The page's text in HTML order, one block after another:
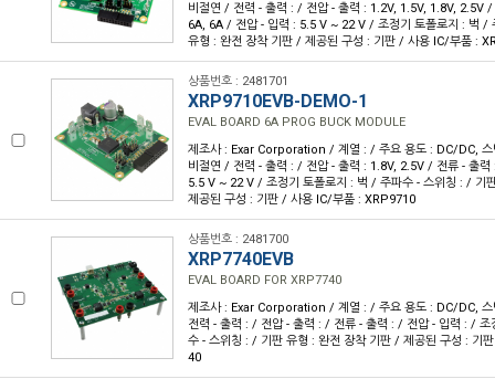
비절연 / 전력 - 출력 : / 전압 - 출력 : 1.2V, 1.5V, 1.8V, 2.5V
6A, 6A / 전압 - 입력 : 5.5 V ~ 22 V / 조정기 토폴로지 : 벅 /
유형 : 완전 장착 기판 / 제공된 구성 : 기판 / 사용 IC/부품 :
상품번호 : 2481701
XRP9710EVB-DEMO-1
EVAL BOARD 6A PROG BUCK MODULE
제조사 : Exar Corporation / 계열 : / 주요 용도 : DC/DC, 스
비절연 / 전력 - 출력 : / 전압 - 출력 : 1.8V, 2.5V / 전류 - 출
5.5 V ~ 22 V / 조정기 토폴로지 : 벅 / 주파수 - 스위칭 : / 기
제공된 구성 : 기판 / 사용 IC/부품 : XRP9710
상품번호 : 2481700
XRP7740EVB
EVAL BOARD FOR XRP7740
제조사 : Exar Corporation / 계열 : / 주요 용도 : DC/DC,
전력 - 출력 : / 전압 - 출력 : / 전류 - 출력 : / 전압 - 입력 : / 조
수 - 스위칭 : / 기판 유형 : 완전 장착 기판 / 제공된 구성 : 기
40